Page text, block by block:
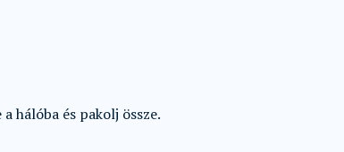
hálóba és pakolj össze.